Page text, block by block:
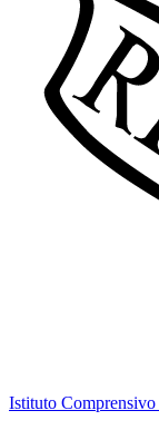
Istituto Comprensivo